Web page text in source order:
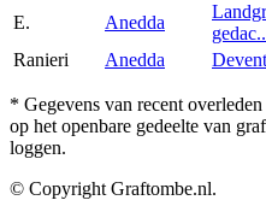
E.
Anedda
Ranieri
Anedda
* Gegevens van recent
op het openbare gedeelte van
loggen.
© Copyright Graftombe.nl.